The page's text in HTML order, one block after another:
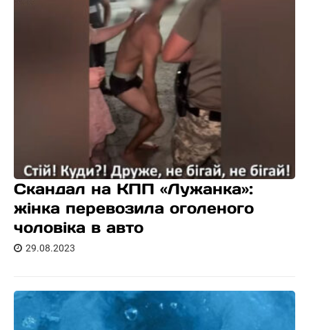
Скандал на КПП «Лужанка»:
жінка перевозила оголеного
чоловіка в авто
29.08.2023